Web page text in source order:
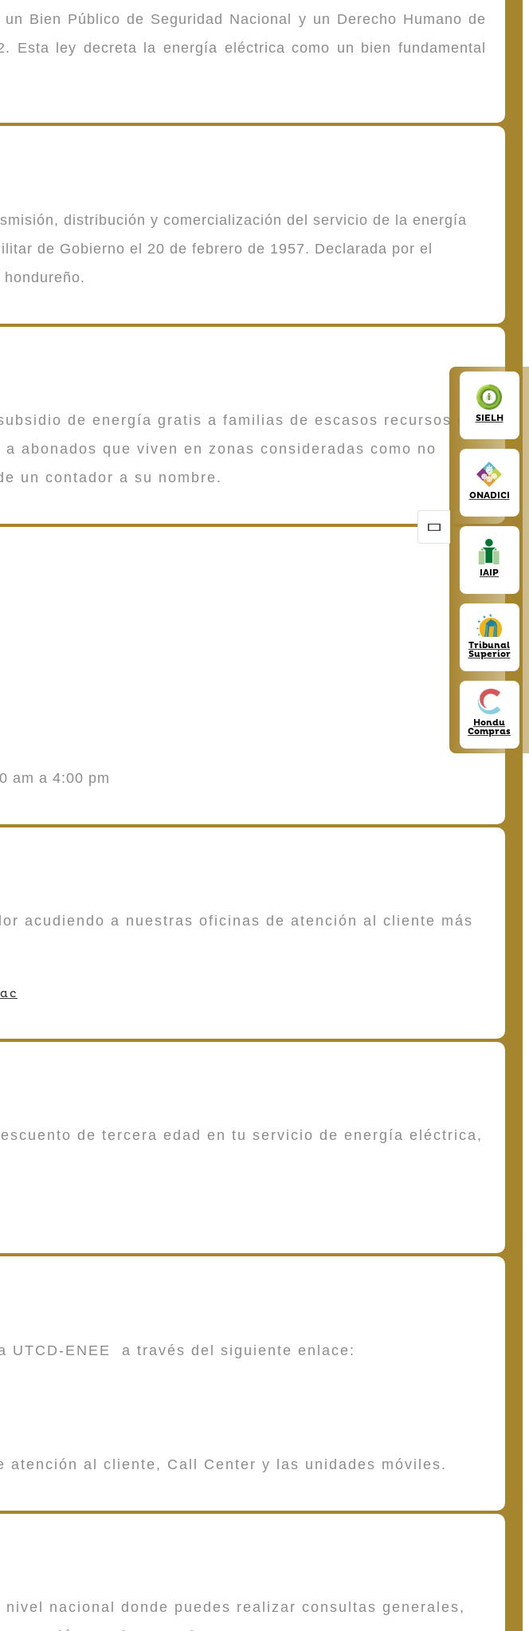
SIELH
ONADICI
IAIP
Tribunal
Superior
Hondu
Compras
Bien Público de Seguridad Nacional y un Derecho Humano de
Esta ley decreta la energía eléctrica como un bien fundamental
distribución y comercialización del servicio de la energía
de Gobierno el 20 de febrero de 1957. Declarada por el
de energía gratis a familias de escasos recursos que
abonados que viven en zonas consideradas como no
un contador a su nombre.
am a 4:00 pm
acudiendo a nuestras oficinas de atención al cliente más
de tercera edad en tu servicio de energía eléctrica,
UTCD-ENEE a través del siguiente enlace:
atención al cliente, Call Center y las unidades móviles.
nacional donde puedes realizar consultas generales,